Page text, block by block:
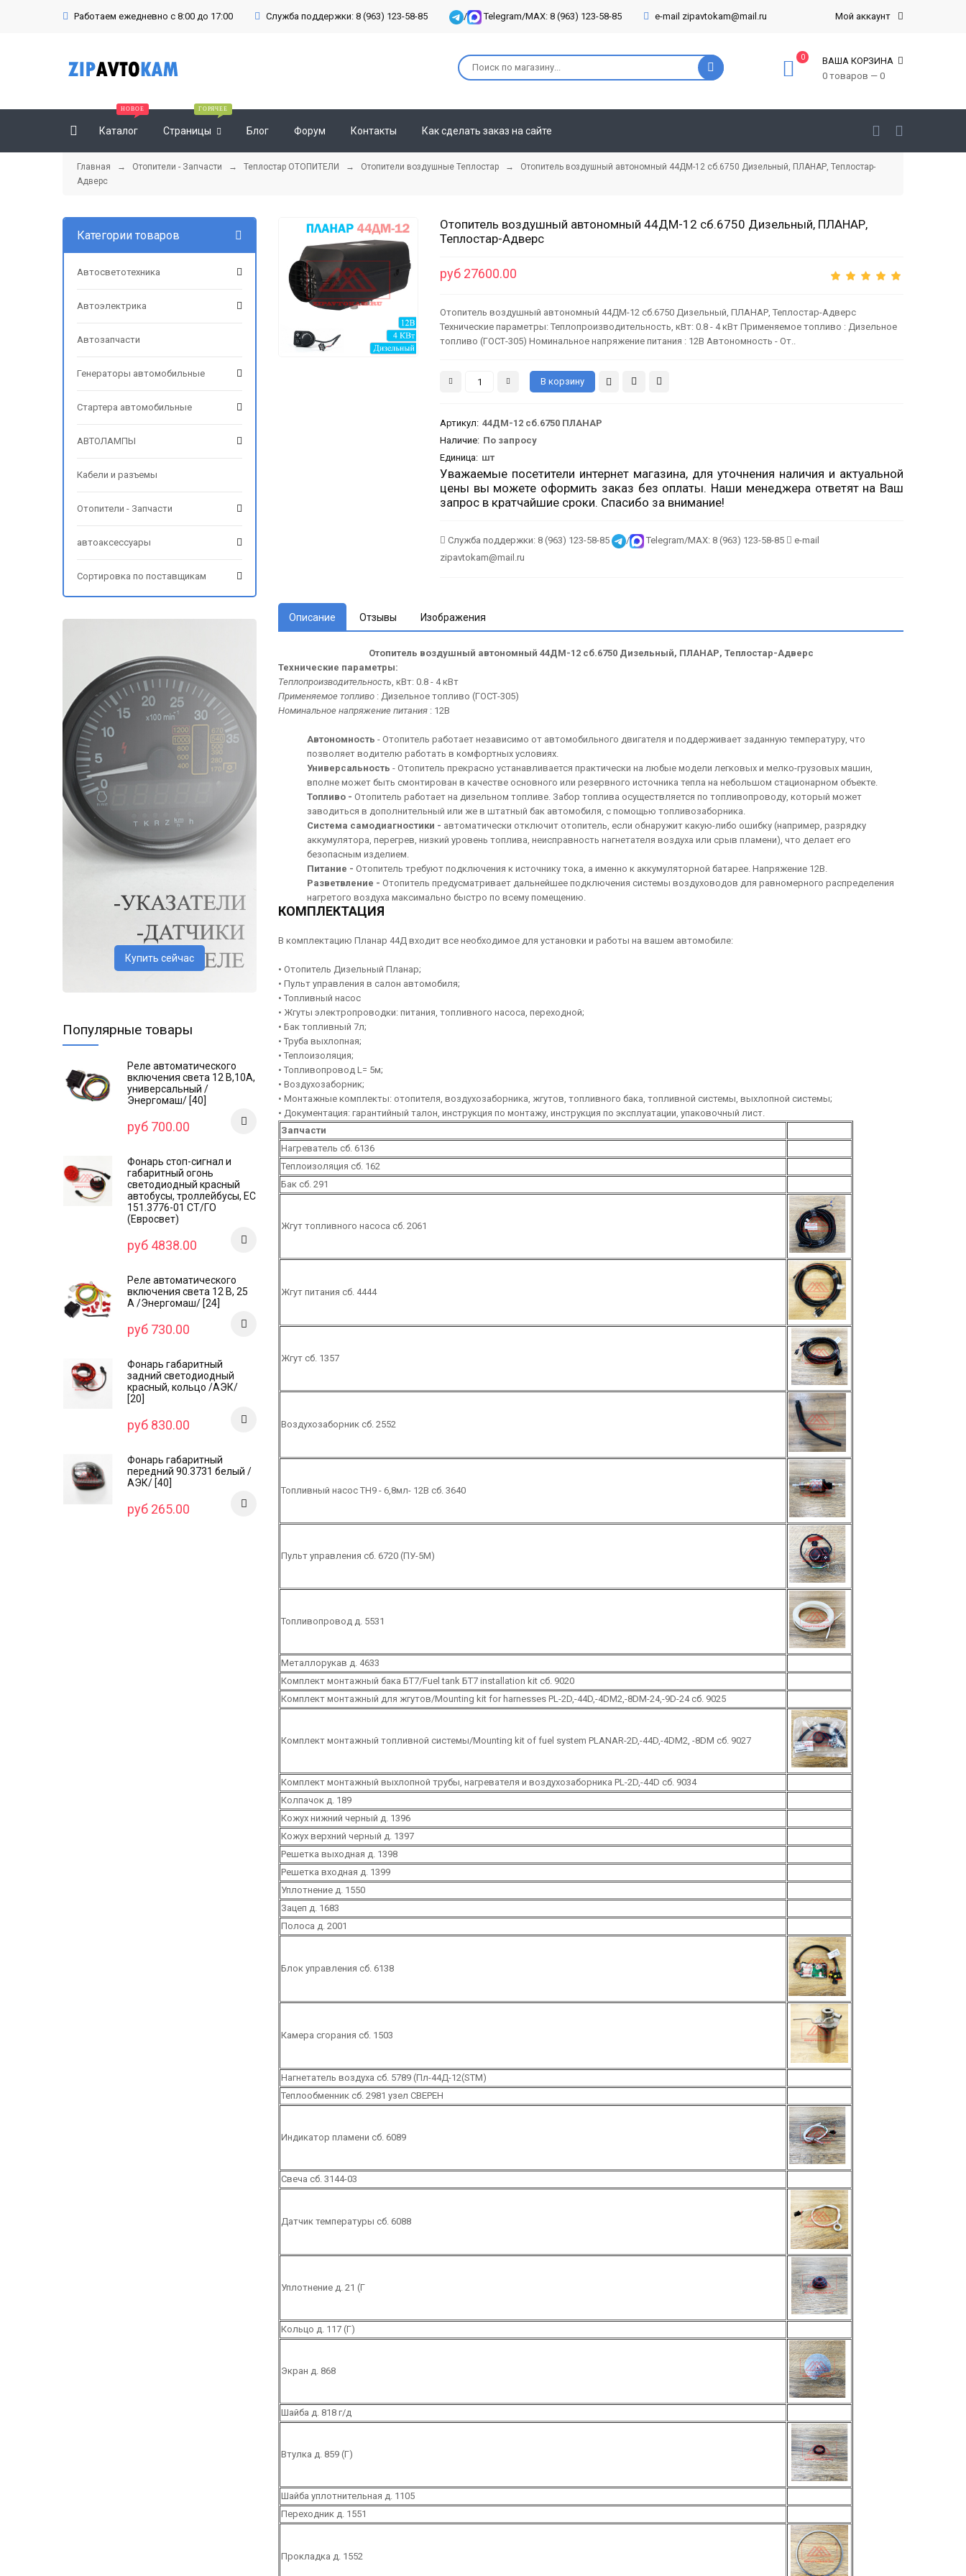
Мой аккаунт
Работаем ежедневно с 8:00 до 17:00 Служба поддержки: 8 (963) 123-58-85 / Telegram/MAX: 8 (963) 123-58-85 e-mail zipavtokam@mail.ru
0
ВАША КОРЗИНА
0 товаров — 0
Каталог Страницы Блог Форум Контакты Как сделать заказ на сайте
Главная → Отопители - Запчасти → Теплостар ОТОПИТЕЛИ → Отопители воздушные Теплостар
→ Отопитель воздушный автономный 44ДМ-12 сб.6750 Дизельный, ПЛАНАР, Теплостар-
Адверс
Отопитель воздушный автономный 44ДМ-12 сб.6750 Дизельный, ПЛАНАР,
Теплостар-Адверс
руб 27600.00
Отопитель воздушный автономный 44ДМ-12 сб.6750 Дизельный, ПЛАНАР, Теплостар-Адверс
Технические параметры: Теплопроизводительность, кВт: 0.8 - 4 кВт Применяемое топливо : Дизельное
топливо (ГОСТ-305) Номинальное напряжение питания : 12В Автономность - От..
Артикул: 44ДМ-12 сб.6750 ПЛАНАР
Наличие: По запросу
Единица: шт
Уважаемые посетители интернет магазина, для уточнения наличия и актуальной
цены вы можете оформить заказ без оплаты. Наши менеджера ответят на Ваш
запрос в кратчайшие сроки. Спасибо за внимание!
Служба поддержки: 8 (963) 123-58-85 / Telegram/MAX: 8 (963) 123-58-85
e-mail
zipavtokam@mail.ru
Описание Отзывы Изображения
Отопитель воздушный автономный 44ДМ-12 сб.6750 Дизельный, ПЛАНАР, Теплостар-Адверс
Технические параметры:
Теплопроизводительность, кВт: 0.8 - 4 кВт
Применяемое топливо : Дизельное топливо (ГОСТ-305)
Номинальное напряжение питания : 12В
Автономность- Отопитель работает независимо от автомобильного двигателя и поддерживает заданную температуру, что
позволяет водителю работать в комфортных условиях.
Универсальность - Отопитель прекрасно устанавливается практически на любые модели легковых и мелко-грузовых машин,
вполне может быть смонтирован в качестве основного или резервного источника тепла на небольшом стационарном объекте.
Топливо -Отопитель работает на дизельном топливе. Забор топлива осуществляется по топливопроводу, который может
заводиться в дополнительный или же в штатный бак автомобиля, с помощью топливозаборника.
Система самодиагностики - автоматически отключит отопитель, если обнаружит какую-либо ошибку (например, разрядку
аккумулятора, перегрев, низкий уровень топлива, неисправность нагнетателя воздуха или срыв пламени), что делает его
безопасным изделием.
Питание -Отопитель требуют подключения к источнику тока, а именно к аккумуляторной батарее. Напряжение 12В.
Разветвление -Отопитель предусматривает дальнейшее подключения системы воздуховодов для равномерного распределения
нагретого воздуха максимально быстро по всему помещению.
КОМПЛЕКТАЦИЯ
В комплектацию Планар 44Д входит все необходимое для установки и работы на вашем автомобиле:
• Отопитель Дизельный Планар;
• Пульт управления в салон автомобиля;
• Топливный насос
• Жгуты электропроводки: питания, топливного насоса, переходной;
• Бак топливный 7л;
• Труба выхлопная;
• Теплоизоляция;
• Топливопровод L= 5м;
• Воздухозаборник;
• Монтажные комплекты: отопителя, воздухозаборника, жгутов, топливного бака, топливной системы, выхлопной системы;
• Документация: гарантийный талон, инструкция по монтажу, инструкция по эксплуатации, упаковочный лист.
Запчасти
Нагреватель сб. 6136
Теплоизоляция сб. 162
Бак сб. 291
Жгут топливного насоса сб. 2061
Жгут питания сб. 4444
Жгут сб. 1357
Воздухозаборник сб. 2552
Топливный насос ТН9 - 6,8мл- 12В сб. 3640
Пульт управления сб. 6720 (ПУ-5М)
Топливопровод д. 5531
Металлорукав д. 4633
Комплект монтажный бака БТ7/Fuel tank БТ7 installation kit сб. 9020
Комплект монтажный для жгутов/Mounting kit for harnesses PL-2D,-44D,-4DM2,-8DM-24,-9D-24 сб. 9025
Комплект монтажный топливной системы/Mounting kit of fuel system PLANAR-2D,-44D,-4DM2, -8DM сб. 9027
Комплект монтажный выхлопной трубы, нагревателя и воздухозаборника PL-2D,-44D сб. 9034
Колпачок д. 189
Кожух нижний черный д. 1396
Кожух верхний черный д. 1397
Решетка выходная д. 1398
Решетка входная д. 1399
Уплотнение д. 1550
Зацеп д. 1683
Полоса д. 2001
Блок управления сб. 6138
Камера сгорания сб. 1503
Нагнетатель воздуха сб. 5789 (Пл-44Д-12(STM)
Теплообменник сб. 2981 узел СВЕРЕН
Индикатор пламени сб. 6089
Свеча сб. 3144-03
Датчик температуры сб. 6088
Уплотнение д. 21 (Г
Кольцо д. 117 (Г)
Экран д. 868
Шайба д. 818 г/д
Втулка д. 859 (Г)
Шайба уплотнительная д. 1105
Переходник д. 1551
Прокладка д. 1552
Категории товаров
Автосветотехника
Автоэлектрика
Автозапчасти
Генераторы автомобильные
Стартера автомобильные
АВТОЛАМПЫ
Кабели и разъемы
Отопители - Запчасти
автоаксессуары
Сортировка по поставщикам
Купить сейчас
Популярные товары
Реле автоматического
включения света 12 В,10А,
универсальный /
Энергомаш/ [40]
руб 700.00
Фонарь стоп-сигнал и
габаритный огонь
светодиодный красный
автобусы, троллейбусы, ЕС
151.3776-01 СТ/ГО
(Евросвет)
руб 4838.00
Реле автоматического
включения света 12 В, 25
А /Энергомаш/ [24]
руб 730.00
Фонарь габаритный
задний светодиодный
красный, кольцо /AЭК/
[20]
руб 830.00
Фонарь габаритный
передний 90.3731 белый /
АЭК/ [40]
руб 265.00